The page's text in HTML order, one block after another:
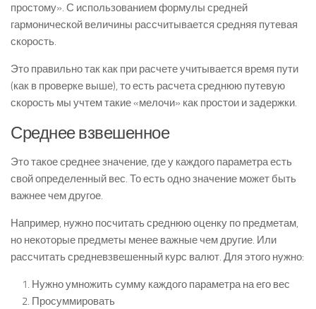
простому». С использованием формулы средней
гармонической величины рассчитывается средняя путевая
скорость.
Это правильно так как при расчете учитывается время пути
(как в проверке выше), то есть расчета среднюю путевую
скорость мы учтем такие «мелочи» как простои и задержки.
Среднее взвешенное
Это такое среднее значение, где у каждого параметра есть
свой определенный вес. То есть одно значение может быть
важнее чем другое.
Например, нужно посчитать среднюю оценку по предметам,
но некоторые предметы менее важные чем другие. Или
рассчитать средневзвешенный курс валют. Для этого нужно:
Нужно умножить сумму каждого параметра на его вес
Просуммировать